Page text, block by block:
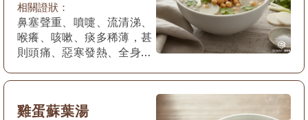
相關證狀：
鼻塞聲重、噴嚏、流清涕、
喉癢、咳嗽、痰多稀薄，甚
則頭痛、惡寒發熱、全身疼
雞蛋蘇葉湯